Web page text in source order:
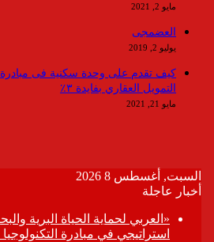
مايو 2, 2021
العضمجى
يوليو 2, 2019
كيف تقدم على وحدة سكنية فى مبادرة
التمويل العقاري بفايدة ٣٪
مايو 21, 2021